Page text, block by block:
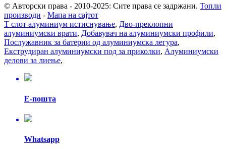
© Авторски права - 2010-2025: Сите права се задржани. Топли
производи - Мапа на сајтот
Т слот алуминиум истиснување, Дво-преклопни
алуминиумски врати, Добавувач на алуминиумски профили,
Послужавник за батерии од алуминиумска легура,
Екструдиран алуминиумски под за приколки, Алуминиумски
делови за лиење,
Е-пошта
Whatsapp